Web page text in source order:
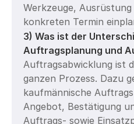
Werkzeuge,
konkreten Termin
3) Was ist der
Auftragsplanung und
Auftragsabwicklung ist
ganzen Prozess. Dazu
kaufmännische
Angebot, Bestätigung
Auftrags- sowie